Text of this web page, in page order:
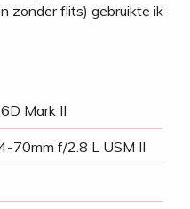
zonder flits) gebruikte ik
Mark II
70mm f/2.8 L USM II